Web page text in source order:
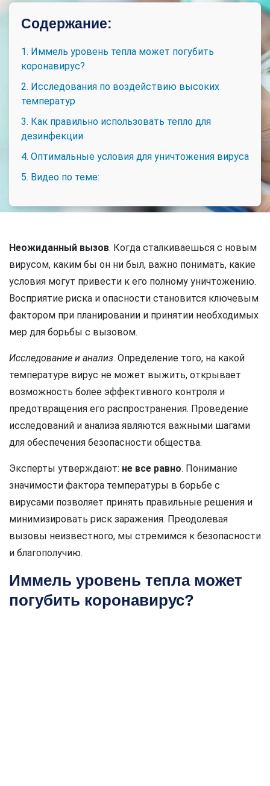
Содержание:
1. Иммель уровень тепла может погубить
коронавирус?
2. Исследования по воздействию высоких
температур
3. Как правильно использовать тепло для
дезинфекции
4. Оптимальные условия для уничтожения вируса
5. Видео по теме:
Неожиданный вызов. Когда сталкиваешься с новым
вирусом, каким бы он ни был, важно понимать, какие
условия могут привести к его полному уничтожению.
Восприятие риска и опасности становится ключевым
фактором при планировании и принятии необходимых
мер для борьбы с вызовом.
Исследование и анализ. Определение того, на какой
температуре вирус не может выжить, открывает
возможность более эффективного контроля и
предотвращения его распространения. Проведение
исследований и анализа являются важными шагами
для обеспечения безопасности общества.
Эксперты утверждают: не все равно. Понимание
значимости фактора температуры в борьбе с
вирусами позволяет принять правильные решения и
минимизировать риск заражения. Преодолевая
вызовы неизвестного, мы стремимся к безопасности
и благополучию.
Иммель уровень тепла может
погубить коронавирус?